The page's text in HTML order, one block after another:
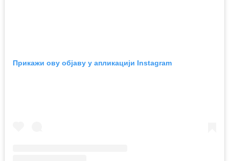
Прикажи ову објаву у апликацији Instagram